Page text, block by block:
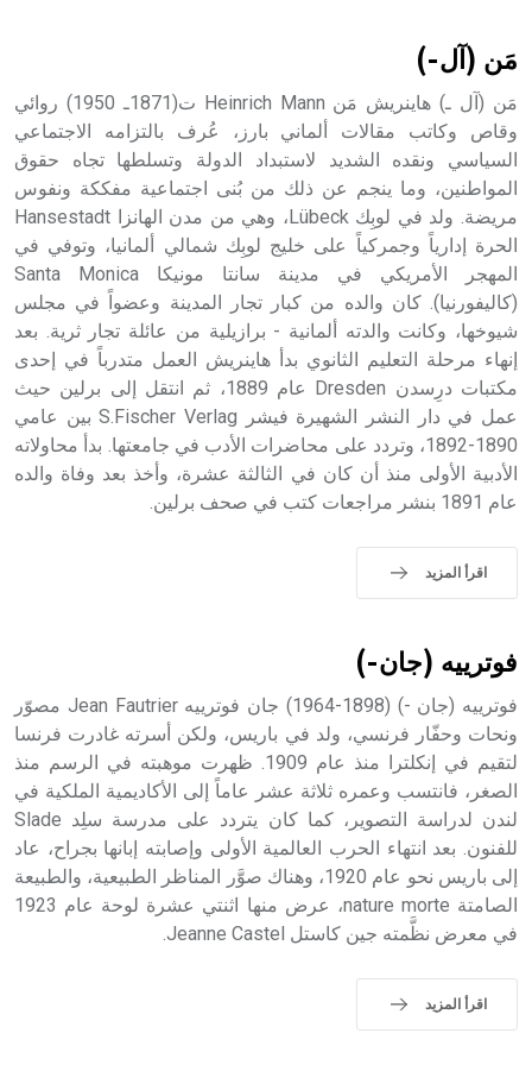
- هل تعلم أن أبجر Abgar اسم معروف جيداً يعود إلى عدد من
الملوك الذين حكموا مدينة إديسا (الرها) من أبجر الأول وحتى
التاسع، وهم ينتسبون إلى أسرة أوسروين
- هل تعلم أن الأبجدية الكنعانية تتألف من /22/ علامة كتابية
sign تكتب منفصلة غير متصلة، وتعتمد المبدأ الأكوروفوني،
حيث تقتصر القيمة الصوتية للعلامة الك
مَن (آل-)
مَن (آل ـ) هاينريش مَن Heinrich Mann ت(1871ـ 1950) روائي
وقاص وكاتب مقالات ألماني بارز، عُرف بالتزامه الاجتماعي
السياسي ونقده الشديد لاستبداد الدولة وتسلطها تجاه حقوق
المواطنين، وما ينجم عن ذلك من بُنى اجتماعية مفككة ونفوس
مريضة. ولد في لوبِك Lübeck، وهي من مدن الهانزا Hansestadt
الحرة إدارياً وجمركياً على خليج لوبِك شمالي ألمانيا، وتوفي في
المهجر الأمريكي في مدينة سانتا مونيكا Santa Monica
(كاليفورنيا). كان والده من كبار تجار المدينة وعضواً في مجلس
شيوخها، وكانت والدته ألمانية - برازيلية من عائلة تجار ثرية. بعد
إنهاء مرحلة التعليم الثانوي بدأ هاينريش العمل متدرباً في إحدى
مكتبات درِسدن Dresden عام 1889، ثم انتقل إلى برلين حيث
عمل في دار النشر الشهيرة فيشر S.Fischer Verlag بين عامي
1890-1892، وتردد على محاضرات الأدب في جامعتها. بدأ محاولاته
الأدبية الأولى منذ أن كان في الثالثة عشرة، وأخذ بعد وفاة والده
عام 1891 بنشر مراجعات كتب في صحف برلين.
اقرأ المزيد
فوترييه (جان-)
فوترييه (جان -) (1898-1964) جان فوترييه Jean Fautrier مصوّر
ونحات وحفّار فرنسي، ولد في باريس، ولكن أسرته غادرت فرنسا
لتقيم في إنكلترا منذ عام 1909. ظهرت موهبته في الرسم منذ
الصغر، فانتسب وعمره ثلاثة عشر عاماً إلى الأكاديمية الملكية في
لندن لدراسة التصوير، كما كان يتردد على مدرسة سلِد Slade
للفنون. بعد انتهاء الحرب العالمية الأولى وإصابته إبانها بجراح، عاد
إلى باريس نحو عام 1920، وهناك صوَّر المناظر الطبيعية، والطبيعة
الصامتة nature morte، عرض منها اثنتي عشرة لوحة عام 1923
في معرض نظَّمته جين كاستل Jeanne Castel.
اقرأ المزيد